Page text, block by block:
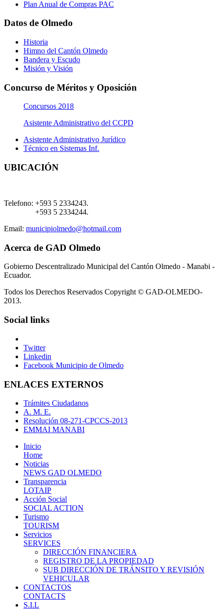
Plan Anual de Compras PAC
Datos de Olmedo
Historia
Himno del Cantón Olmedo
Bandera y Escudo
Misión y Visión
Concurso de Méritos y Oposición
Concursos 2018
Asistente Administrativo del CCPD
Asistente Administrativo Jurídico
Técnico en Sistemas Inf.
UBICACIÓN
Telefono: +593 5 2334243.
+593 5 2334244.
Email: municipiolmedo@hotmail.com
Acerca de GAD Olmedo
Gobierno Descentralizado Municipal del Cantón Olmedo - Manabi -
Ecuador.
Todos los Derechos Reservados Copyright © GAD-OLMEDO-
2013.
Social links
Twitter
Linkedin
Facebook Municipio de Olmedo
ENLACES EXTERNOS
Trámites Ciudadanos
A. M. E.
Resolución 08-271-CPCCS-2013
EMMAI MANABI
Inicio
Home
Noticias
NEWS GAD OLMEDO
Transparencia
LOTAIP
Acción Social
SOCIAL ACTION
Turismo
TOURISM
Servicios
SERVICES
DIRECCIÓN FINANCIERA
REGISTRO DE LA PROPIEDAD
SUB DIRECCIÓN DE TRÁNSITO Y REVISIÓN
VEHICULAR
CONTACTOS
CONTACTS
S.I.L